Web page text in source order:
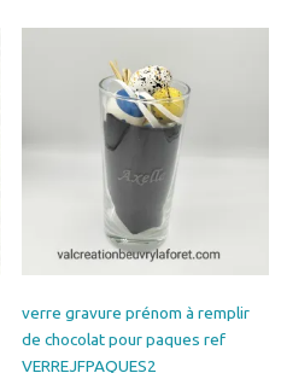
verre gravure prénom à remplir
de chocolat pour paques ref
VERREJFPAQUES2